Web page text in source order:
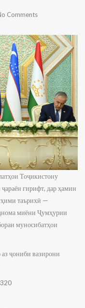
Comments
Тоҷикистону
гирифт, дар ҳамин
таърихӣ —
миёни Ҷумҳурии
муносибатҳои
аз ҷониби вазирони